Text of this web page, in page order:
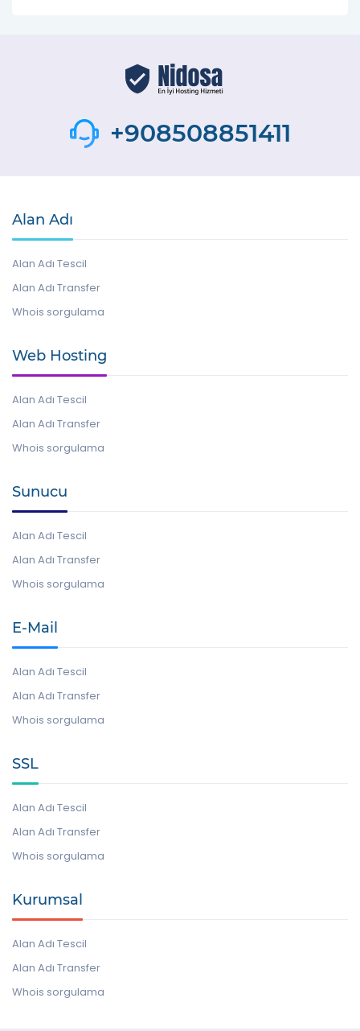
+908508851411
Alan Adı
Alan Adı Tescil
Alan Adı Transfer
Whois sorgulama
Web Hosting
Alan Adı Tescil
Alan Adı Transfer
Whois sorgulama
Sunucu
Alan Adı Tescil
Alan Adı Transfer
Whois sorgulama
E-Mail
Alan Adı Tescil
Alan Adı Transfer
Whois sorgulama
SSL
Alan Adı Tescil
Alan Adı Transfer
Whois sorgulama
Kurumsal
Alan Adı Tescil
Alan Adı Transfer
Whois sorgulama